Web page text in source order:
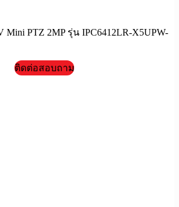
Mini PTZ 2MP รุ่น IPC6412LR-X5UPW-
ติดต่อสอบถาม